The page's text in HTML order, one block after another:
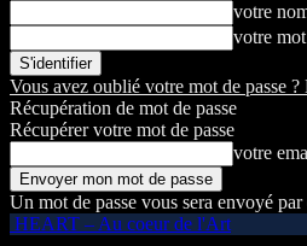
votre
votre
Vous avez oublié votre mot de passe ?
Récupération de mot de passe
Récupérer votre mot de passe
votre
Un mot de passe vous sera envoyé par
HEART – Au coeur de l'Art